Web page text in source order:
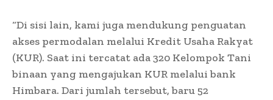
“Di sisi lain, kami juga mendukung penguatan
akses permodalan melalui Kredit Usaha Rakyat
(KUR). Saat ini tercatat ada 320 Kelompok Tani
binaan yang mengajukan KUR melalui bank
Himbara. Dari jumlah tersebut, baru 52